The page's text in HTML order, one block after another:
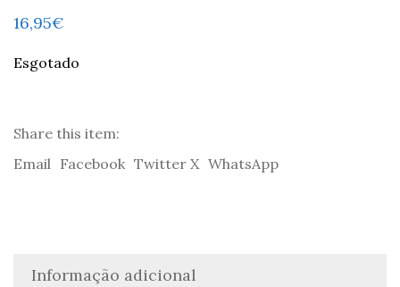
16,95€
Esgotado
Share this item:
Email Facebook Twitter X WhatsApp
Informação adicional